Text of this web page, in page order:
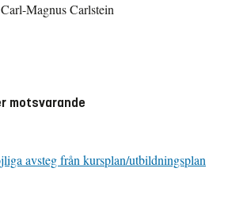
Magnus Carlstein
motsvarande
avsteg från kursplan/utbildningsplan